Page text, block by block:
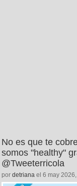
No es que te
somos "healthy"
@Tweeterricola
por detriana el 6 may